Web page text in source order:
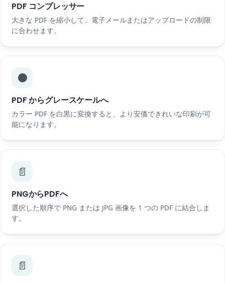
PDF コンプレッサー
大きな PDF を縮小して、電子メールまたはアップロードの制限
に合わせます。
⚫
PDF からグレースケールへ
カラー PDF を白黒に変換すると、より安価できれいな印刷が可
能になります。
📄
PNGからPDFへ
選択した順序で PNG または JPG 画像を 1 つの PDF に結合しま
す。
📄